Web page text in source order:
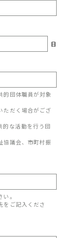
日
的団体職員が対象
ただく場合がござ
的な活動を行う団
協議会、市町村振
。
をご記入くださ